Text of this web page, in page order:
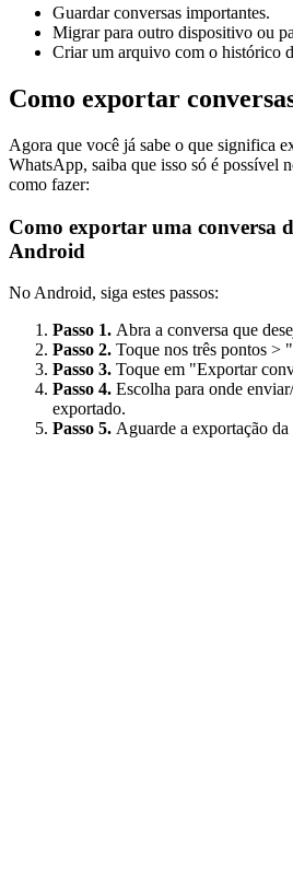
Guardar conversas importantes.
Migrar para outro dispositivo ou
Criar um arquivo com o histórico
Como exportar
Agora que você já sabe o que significa
WhatsApp, saiba que isso só é possível
como fazer:
Como exportar uma conversa
Android
No Android, siga estes passos:
Passo 1. Abra a conversa que
Passo 2. Toque nos três pontos >
Passo 3. Toque em "Exportar
Passo 4. Escolha para onde
exportado.
Passo 5. Aguarde a exportação da